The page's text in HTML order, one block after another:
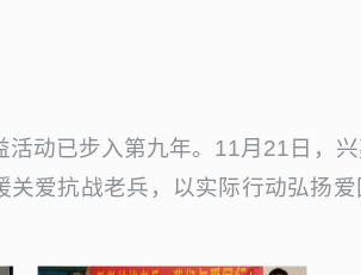
动已步入第九年。11月21日，
爱抗战老兵，以实际行动弘扬